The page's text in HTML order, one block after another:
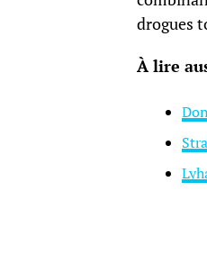
drogues
À lire